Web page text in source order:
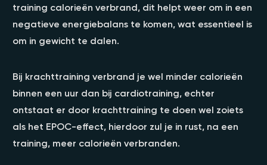
training calorieën verbrand, dit helpt weer om in een
negatieve energiebalans te komen, wat essentieel is
om in gewicht te dalen.
Bij krachttraining verbrand je wel minder calorieën
binnen een uur dan bij cardiotraining, echter
ontstaat er door krachttraining te doen wel zoiets
als het EPOC-effect, hierdoor zul je in rust, na een
training, meer calorieën verbranden.